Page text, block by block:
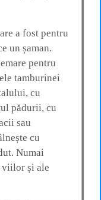
a fost pentru
un șaman.
pentru
tamburinei
cu
pădurii, cu
sau
cu
Numai
viilor și ale